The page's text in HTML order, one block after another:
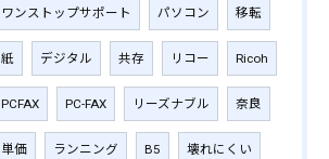
ワンストップサポート パソコン 移転
紙 デジタル 共存 リコー Ricoh
PCFAX PC-FAX リーズナブル 奈良
単価 ランニング B5 壊れにくい